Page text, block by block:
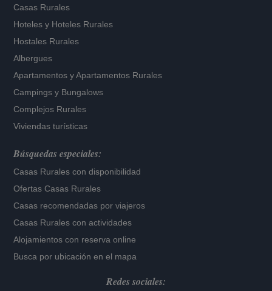
Casas Rurales
Hoteles y Hoteles Rurales
Hostales Rurales
Albergues
Apartamentos yApartamentos Rurales
Campings y Bungalows
Complejos Rurales
Viviendas turísticas
Búsquedas especiales:
Casas Rurales con disponibilidad
Ofertas Casas Rurales
Casas recomendadas por viajeros
Casas Rurales con actividades
Alojamientos con reserva online
Busca por ubicación en el mapa
Redes sociales: